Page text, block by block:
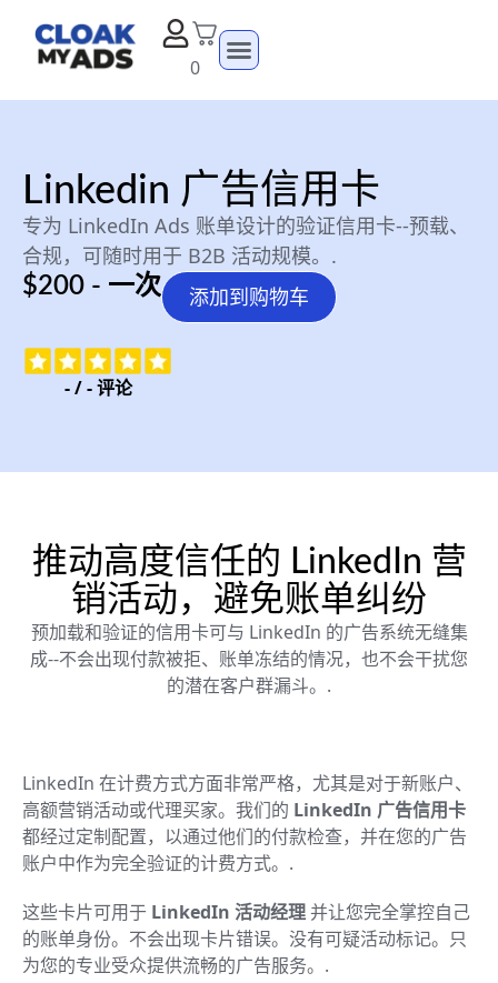
0
Linkedin 广告信用卡
专为 LinkedIn Ads 账单设计的验证信用卡--预载、
合规，可随时用于 B2B 活动规模。.
$200 - 一次
添加到购物车
-/-评论
推动高度信任的 LinkedIn 营
销活动，避免账单纠纷
预加载和验证的信用卡可与 LinkedIn 的广告系统无缝集
成--不会出现付款被拒、账单冻结的情况，也不会干扰您
的潜在客户群漏斗。.
LinkedIn 在计费方式方面非常严格，尤其是对于新账户、
高额营销活动或代理买家。我们的 LinkedIn 广告信用卡
都经过定制配置，以通过他们的付款检查，并在您的广告
账户中作为完全验证的计费方式。.
这些卡片可用于 LinkedIn 活动经理并让您完全掌控自己
的账单身份。不会出现卡片错误。没有可疑活动标记。只
为您的专业受众提供流畅的广告服务。.